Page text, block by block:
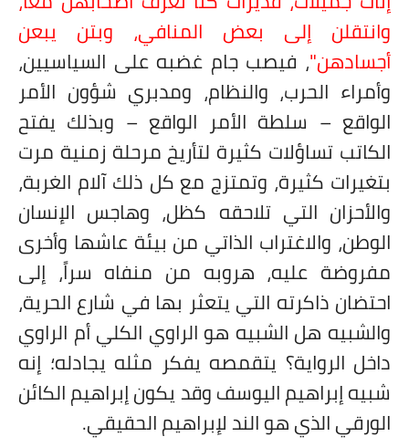
وانتقلن إلى بعض المنافي، وبتن يبعن
أجسادهن"، فيصب جام غضبه على السياسيين،
وأمراء الحرب، والنظام، ومدبري شؤون الأمر
الواقع – سلطة الأمر الواقع – وبذلك يفتح
الكاتب تساؤلات كثيرة لتأريخ مرحلة زمنية مرت
بتغيرات كثيرة، وتمتزج مع كل ذلك آلام الغربة،
والأحزان التي تلاحقه كظل، وهاجس الإنسان
الوطن، والاغتراب الذاتي من بيئة عاشها وأخرى
مفروضة عليه، هروبه من منفاه سراً، إلى
احتضان ذاكرته التي يتعثر بها في شارع الحرية،
والشبيه هل الشبيه هو الراوي الكلي أم الراوي
داخل الرواية؟ يتقمصه يفكر مثله يجادله؛ إنه
شبيه إبراهيم اليوسف وقد يكون إبراهيم الكائن
الورقي الذي هو الند لإبراهيم الحقيقي.